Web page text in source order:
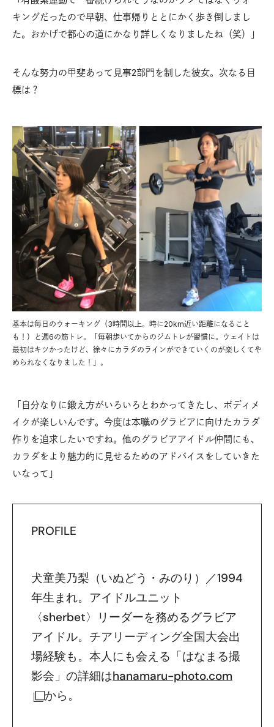
キングだったので早朝、仕事帰りととにかく歩き倒しまし
た。おかげで都心の道にかなり詳しくなりましたね（笑）」
そんな努力の甲斐あって見事2部門を制した彼女。次なる目
標は？
基本は毎日のウォーキング（3時間以上。時に20km近い距離になること
も！）と週6の筋トレ。「毎朝歩いてからのジムトレが習慣に。ウェイトは
最初はキツかったけど、徐々にカラダのラインができていくのが楽しくてや
められなくなりました！」。
「自分なりに鍛え方がいろいろとわかってきたし、ボディメ
イクが楽しいんです。今度は本職のグラビアに向けたカラダ
作りを追求したいですね。他のグラビアアイドル仲間にも、
カラダをより魅力的に見せるためのアドバイスをしていきた
いなって」
PROFILE
犬童美乃梨（いぬどう・みのり）／1994
年生まれ。アイドルユニット
〈sherbet〉リーダーを務めるグラビア
アイドル。チアリーディング全国大会出
場経験も。本人にも会える「はなまる撮
影会」の詳細はhanamaru-photo.com
から。